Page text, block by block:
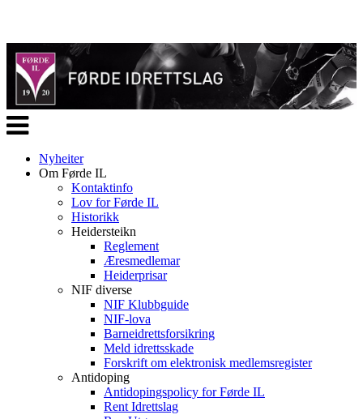
Veksle
navigasjon
Nyheiter
Om Førde IL
Kontaktinfo
Lov for Førde IL
Historikk
Heidersteikn
Reglement
Æresmedlemar
Heiderprisar
NIF diverse
NIF Klubbguide
NIF-lova
Barneidrettsforsikring
Meld idrettsskade
Forskrift om elektronisk medlemsregister
Antidoping
Antidopingspolicy for Førde IL
Rent Idrettslag